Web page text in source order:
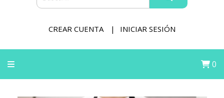
CREAR CUENTA INICIAR SESIÓN
0